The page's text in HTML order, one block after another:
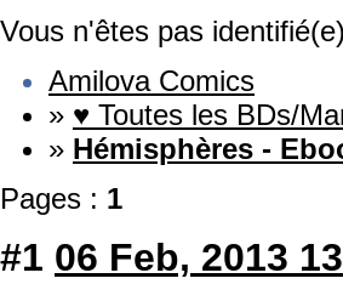
Vous n'êtes pas
Amilova Comics
» ♥ Toutes les BDs/
» Hémisphères -
Pages : 1
#1 06 Feb, 2013